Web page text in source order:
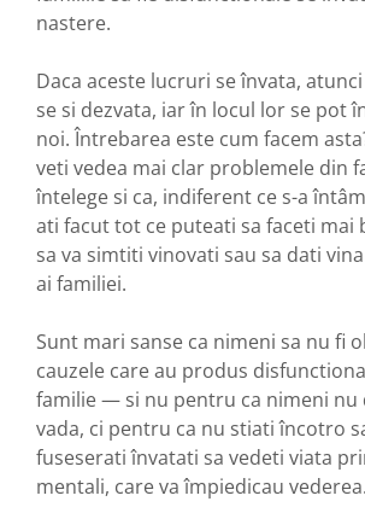
nastere.
Daca aceste lucruri se învata,
se si dezvata, iar în locul lor se pot
noi. Întrebarea este cum facem
veti vedea mai clar problemele din
întelege si ca, indiferent ce s-a
ati facut tot ce puteati sa faceti mai
sa va simtiti vinovati sau sa dati
ai familiei.
Sunt mari sanse ca nimeni sa nu fi
cauzele care au produs
familie — si nu pentru ca nimeni nu
vada, ci pentru ca nu stiati încotro
fuseserati învatati sa vedeti viata
mentali, care va împiedicau vederea.